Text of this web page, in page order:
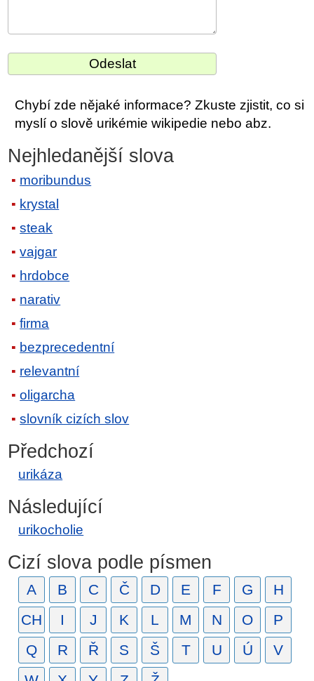
Chybí zde nějaké informace? Zkuste zjistit, co si
myslí o slově urikémie wikipedie nebo abz.
Nejhledanější slova
moribundus
krystal
steak
vajgar
hrdobce
narativ
firma
bezprecedentní
relevantní
oligarcha
slovník cizích slov
Předchozí
urikáza
Následující
urikocholie
Cizí slova podle písmen
A B C Č D E F G
H
CH
I J K L M N O
P
Q
R Ř S Š T U Ú
V